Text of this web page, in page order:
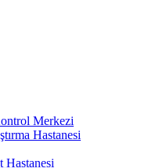
Merkezi
Hastanesi
Hastanesi